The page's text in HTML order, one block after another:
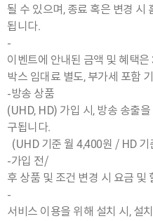
될 수 있으며, 종료 혹은 변경 시
됩니다.
-
이벤트에 안내된 금액 및 혜택
박스 임대료 별도, 부가세 포함
-방송 상품
(UHD, HD) 가입 시, 방송 송출
구됩니다.
(UHD 기준 월 4,400원 / HD
-가입 전/
후 상품 및 조건 변경 시 요금 및
-
서비스 이용을 위해 설치 시, 설